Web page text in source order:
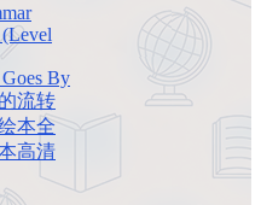
By
流转
本全
高清